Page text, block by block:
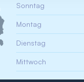
Sonntag
Montag
Dienstag
Mittwoch